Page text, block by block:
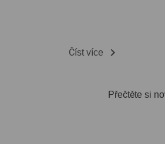
Číst více 
Přečtěte si